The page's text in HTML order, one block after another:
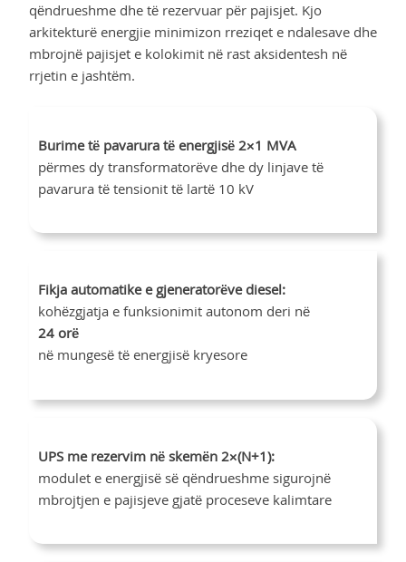
qëndrueshme dhe të rezervuar për pajisjet. Kjo
arkitekturë energjie minimizon rreziqet e ndalesave dhe
mbrojnë pajisjet e kolokimit në rast aksidentesh në
rrjetin e jashtëm.
Burime të pavarura të energjisë 2×1 MVA
përmes dy transformatorëve dhe dy linjave të
pavarura të tensionit të lartë 10 kV
Fikja automatike e gjeneratorëve diesel:
kohëzgjatja e funksionimit autonom deri në
24 orë
në mungesë të energjisë kryesore
UPS me rezervim në skemën 2×(N+1):
modulet e energjisë së qëndrueshme sigurojnë
mbrojtjen e pajisjeve gjatë proceseve kalimtare